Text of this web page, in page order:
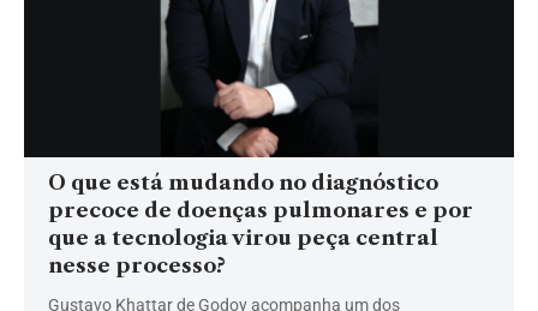
O que está mudando no diagnóstico
precoce de doenças pulmonares e por
que a tecnologia virou peça central
nesse processo?
Gustavo Khattar de Godoy acompanha um dos